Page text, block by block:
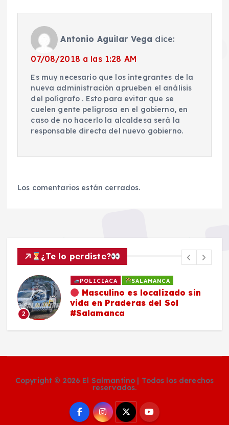
Antonio Aguilar Vega dice:
07/08/2018 a las 1:28 AM
Es muy necesario que los integrantes de la
nueva administración aprueben el análisis
del polígrafo . Esto para evitar que se
cuelen gente peligrosa en el gobierno, en
caso de no hacerlo la alcaldesa será la
responsable directa del nuevo gobierno.
Los comentarios están cerrados.
¿Te lo perdiste?
2
POLICIACA SALAMANCA
Masculino es localizado sin
vida en Praderas del Sol
#Salamanca
Copyright © 2026 El Salmantino | Todos los derechos
reservados.